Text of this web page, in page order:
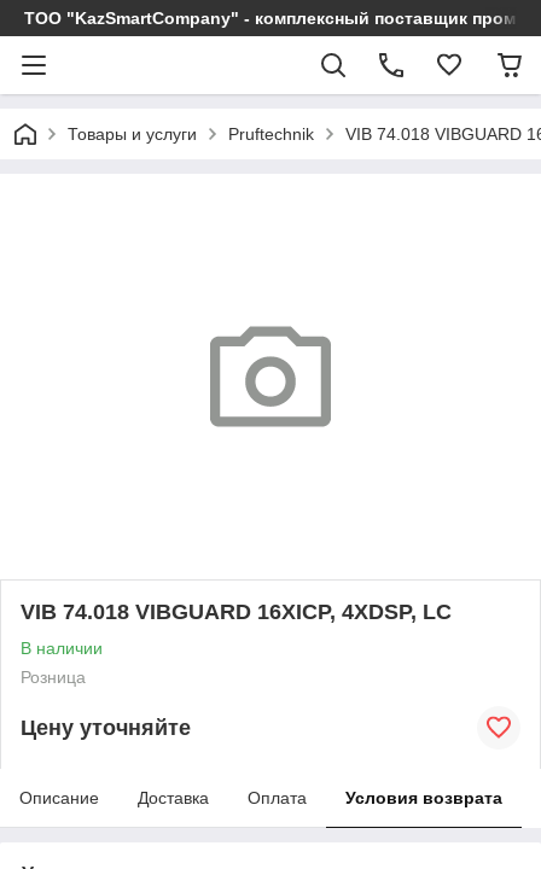
ТОО "KazSmartCompany" - комплексный поставщик
Товары и услуги Pruftechnik VIB 74.018 VIBGUARD
VIB 74.018 VIBGUARD 16XICP, 4XDSP, LC
В наличии
Розница
Цену уточняйте
Описание Доставка Оплата Условия возврата